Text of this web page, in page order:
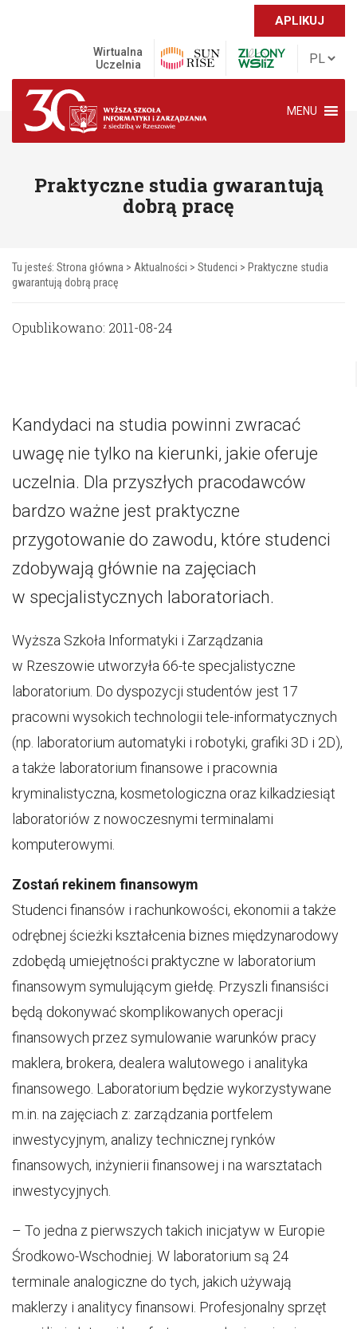
APLIKUJ
Wirtualna
Uczelnia
MENU
Praktyczne studia gwarantują
dobrą pracę
Tu jesteś: Strona główna > Aktualności > Studenci > Praktyczne studia
gwarantują dobrą pracę
Opublikowano: 2011-08-24
Kandydaci na studia powinni zwracać
uwagę nie tylko na kierunki, jakie oferuje
uczelnia. Dla przyszłych pracodawców
bardzo ważne jest praktyczne
przygotowanie do zawodu, które studenci
zdobywają głównie na zajęciach
w specjalistycznych laboratoriach.
Wyższa Szkoła Informatyki i Zarządzania
w Rzeszowie utworzyła 66-te specjalistyczne
laboratorium. Do dyspozycji studentów jest 17
pracowni wysokich technologii tele-informatycznych
(np. laboratorium automatyki i robotyki, grafiki 3D i 2D),
a także laboratorium finansowe i pracownia
kryminalistyczna, kosmetologiczna oraz kilkadziesiąt
laboratoriów z nowoczesnymi terminalami
komputerowymi.
Zostań rekinem finansowym
Studenci finansów i rachunkowości, ekonomii a także
odrębnej ścieżki kształcenia biznes międzynarodowy
zdobędą umiejętności praktyczne w laboratorium
finansowym symulującym giełdę. Przyszli finansiści
będą dokonywać skomplikowanych operacji
finansowych przez symulowanie warunków pracy
maklera, brokera, dealera walutowego i analityka
finansowego. Laboratorium będzie wykorzystywane
m.in. na zajęciach z: zarządzania portfelem
inwestycyjnym, analizy technicznej rynków
finansowych, inżynierii finansowej i na warsztatach
inwestycyjnych.
– To jedna z pierwszych takich inicjatyw w Europie
Środkowo-Wschodniej. W laboratorium są 24
terminale analogiczne do tych, jakich używają
maklerzy i analitycy finansowi. Profesjonalny sprzęt